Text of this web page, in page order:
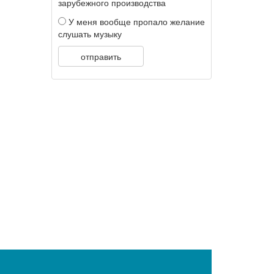
зарубежного производства
У меня вообще пропало желание
слушать музыку
отправить